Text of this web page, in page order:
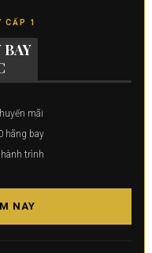
CẤP 1
BAY
mãi
hãng bay
trình
NAY